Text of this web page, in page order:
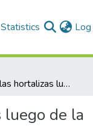
Statistics
Manejo de las hortalizas luego de la cosecha
luego de la